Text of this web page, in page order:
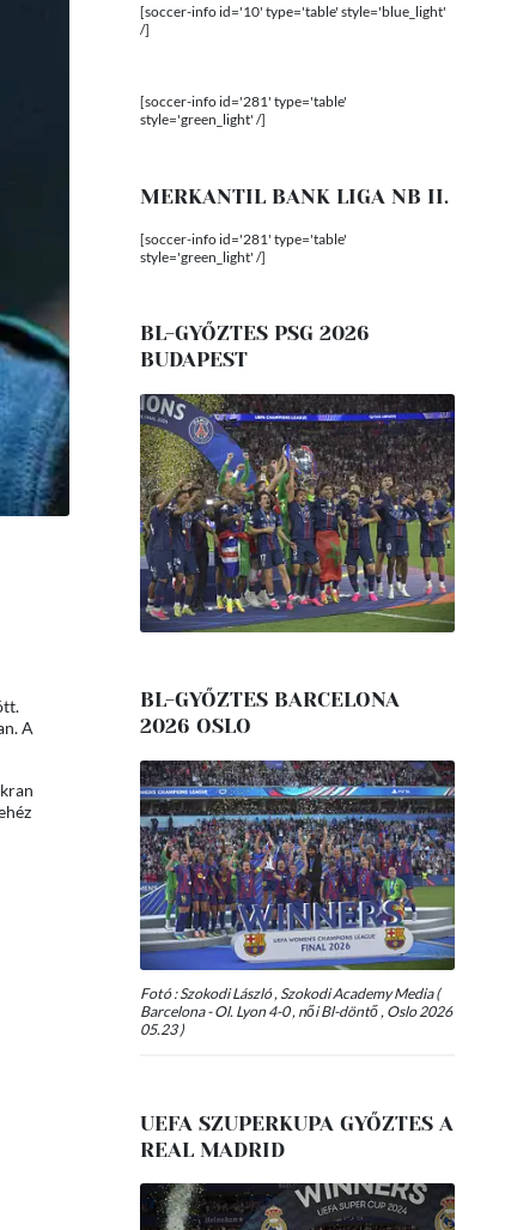
A
[soccer-info id='10' type='table' style='blue_light'
/]
[soccer-info id='281' type='table'
style='green_light' /]
MERKANTIL BANK LIGA NB II.
[soccer-info id='281' type='table'
style='green_light' /]
BL-GYŐZTES PSG 2026
BUDAPEST
BL-GYŐZTES BARCELONA
2026 OSLO
Fotó : Szokodi László , Szokodi Academy Media (
Barcelona - Ol. Lyon 4-0 , női Bl-döntő , Oslo 2026
05.23 )
UEFA SZUPERKUPA GYŐZTES A
REAL MADRID